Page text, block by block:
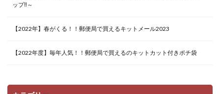
ップ‼～
【2022年】春がくる！！郵便局で買えるキットメール2023
【2022年度】毎年人気！！郵便局で買えるのキットカット付きポチ袋